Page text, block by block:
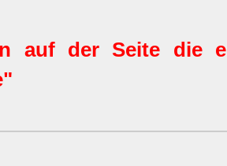
auf der Seite die